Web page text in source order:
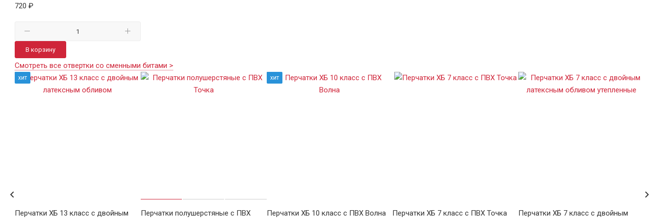
720 ₽
В корзину
Смотреть все отвертки со сменными битами >
хит
Перчатки ХБ 13 класс с двойным Перчатки полушерстяные с ПВХ
хит
Перчатки ХБ 10 класс с ПВХ Волна Перчатки ХБ 7 класс с ПВХ Точка Перчатки ХБ 7 класс с двойным